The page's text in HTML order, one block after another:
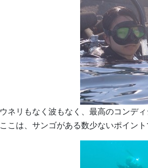
ウネリもなく波もなく、最高のコンデ
ここは、サンゴがある数少ないポイント